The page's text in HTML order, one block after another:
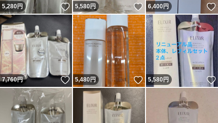
5,280円 いいね！
5,580円 いいね！
6,400円
7,760円 いいね！
5,480円 いいね！
5,580円